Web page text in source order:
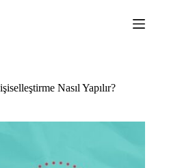
Nasıl Yapılır?